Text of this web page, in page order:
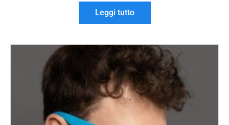
Leggi tutto